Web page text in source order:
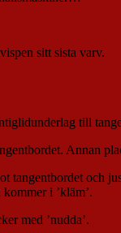
sitt sista varv.
till
Annan
tangentbordet och
i ’kläm’.
med ’nudda’.